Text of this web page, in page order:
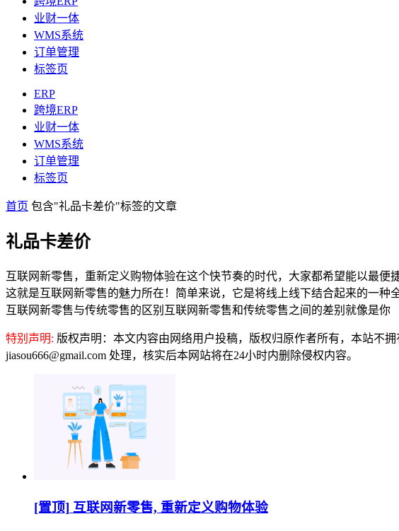
业财一体
WMS系统
订单管理
标签页
ERP
跨境ERP
业财一体
WMS系统
订单管理
标签页
首页 包含"礼品卡差价"标签的文章
礼品卡差价
互联网新零售，重新定义购物体验在这个快节奏的时代，大家都希望能以最
这就是互联网新零售的魅力所在！简单来说，它是将线上线下结合起来的一
互联网新零售与传统零售的区别互联网新零售和传统零售之间的差别就像是你
特别声明: 版权声明：本文内容由网络用户投稿，版权归原作者所有，本站不
jiasou666@gmail.com 处理，核实后本网站将在24小时内删除侵权内容。
[置顶] 互联网新零售, 重新定义购物体验